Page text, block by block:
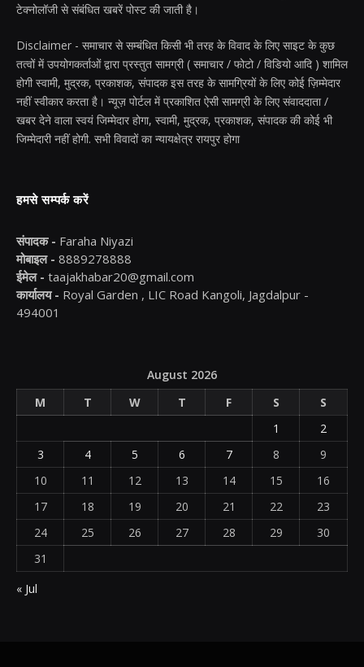
टेक्नोलॉजी से संबंधित खबरें पोस्ट की जाती है।
Disclaimer - समाचार से सम्बंधित किसी भी तरह के विवाद के लिए साइट के कुछ
तत्वों में उपयोगकर्ताओं द्वारा प्रस्तुत सामग्री ( समाचार / फोटो / विडियो आदि ) शामिल
होगी स्वामी, मुद्रक, प्रकाशक, संपादक इस तरह के सामग्रियों के लिए कोई ज़िम्मेदार
नहीं स्वीकार करता है। न्यूज़ पोर्टल में प्रकाशित ऐसी सामग्री के लिए संवाददाता /
खबर देने वाला स्वयं जिम्मेदार होगा, स्वामी, मुद्रक, प्रकाशक, संपादक की कोई भी
जिम्मेदारी नहीं होगी. सभी विवादों का न्यायक्षेत्र रायपुर होगा
हमसे सम्पर्क करें
संपादक - Faraha Niyazi
मोबाइल - 8889278888
ईमेल - taajakhabar20@gmail.com
कार्यालय - Royal Garden , LIC Road Kangoli, Jagdalpur -
494001
August 2026
M
T W T F S
S
1
2
3
4 5 6 7 8
9
10
11 12 13 14 15
16
17
18 19 20 21 22
23
24
25 26 27 28 29
30
31
« Jul